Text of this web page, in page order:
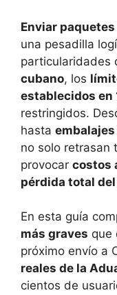
Enviar paquetes
una pesadilla
particularidades
cubano, los
establecidos en
restringidos.
hasta
no solo retrasan
provocar costos
pérdida total
En esta guía
más graves que
próximo envío a
reales de la
cientos de